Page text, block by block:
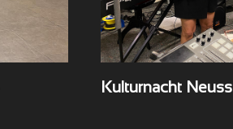
Kulturnacht Neuss